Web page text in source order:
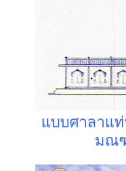
แบบศาลาแ
มณ